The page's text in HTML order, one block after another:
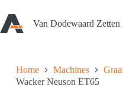
naar
de
inhoud
Van Dodewaard
Home Machines
Wacker Neuson ET65